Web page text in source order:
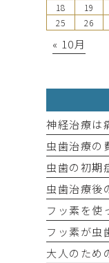
18
19
25
26
« 10月